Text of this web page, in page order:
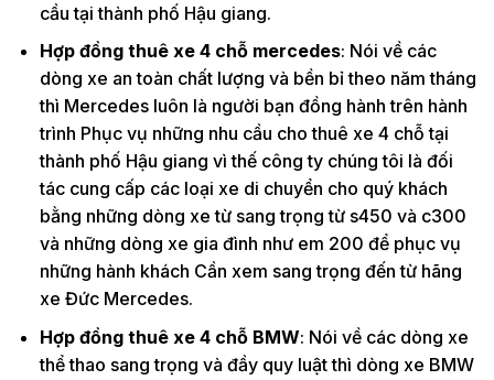
cầu tại thành phố Hậu giang.
Hợp đồng thuê xe 4 chỗ mercedes: Nói về các
dòng xe an toàn chất lượng và bền bỉ theo năm tháng
thì Mercedes luôn là người bạn đồng hành trên hành
trình Phục vụ những nhu cầu cho thuê xe 4 chỗ tại
thành phố Hậu giang vì thế công ty chúng tôi là đối
tác cung cấp các loại xe di chuyển cho quý khách
bằng những dòng xe từ sang trọng từ s450 và c300
và những dòng xe gia đình như em 200 để phục vụ
những hành khách Cần xem sang trọng đến từ hãng
xe Đức Mercedes.
Hợp đồng thuê xe 4 chỗ BMW: Nói về các dòng xe
thể thao sang trọng và đầy quy luật thì dòng xe BMW